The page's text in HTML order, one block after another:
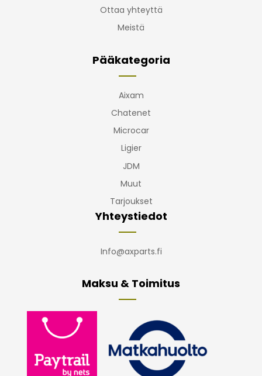
Ottaa yhteyttä
Meistä
Pääkategoria
Aixam
Chatenet
Microcar
Ligier
JDM
Muut
Tarjoukset
Yhteystiedot
Info@axparts.fi
Maksu & Toimitus